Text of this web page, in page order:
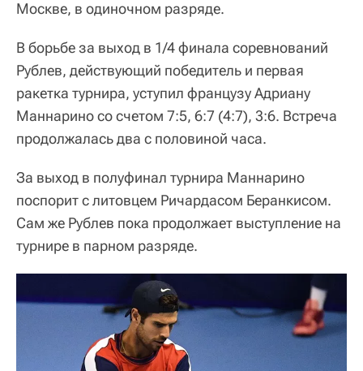
Москве, в одиночном разряде.
В борьбе за выход в 1/4 финала соревнований
Рублев, действующий победитель и первая
ракетка турнира, уступил французу Адриану
Маннарино со счетом 7:5, 6:7 (4:7), 3:6. Встреча
продолжалась два с половиной часа.
За выход в полуфинал турнира Маннарино
поспорит с литовцем Ричардасом Беранкисом.
Сам же Рублев пока продолжает выступление на
турнире в парном разряде.